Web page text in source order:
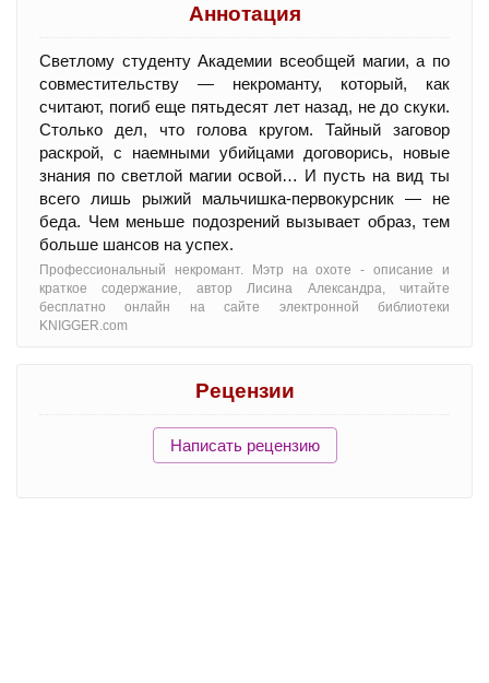
Аннотация
Светлому студенту Академии всеобщей магии, а по
совместительству — некроманту, который, как
считают, погиб еще пятьдесят лет назад, не до скуки.
Столько дел, что голова кругом. Тайный заговор
раскрой, с наемными убийцами договорись, новые
знания по светлой магии освой… И пусть на вид ты
всего лишь рыжий мальчишка-первокурсник — не
беда. Чем меньше подозрений вызывает образ, тем
больше шансов на успех.
Профессиональный некромант. Мэтр на охоте - oписание и
краткое содержание, автор Лисина Александра, читайте
бесплатно онлайн на сайте электронной библиотеки
KNIGGER.com
Рецензии
Написать рецензию